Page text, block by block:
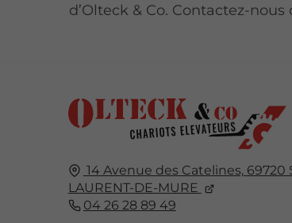
d’Olteck & Co. Contactez-
14 Avenue des Catelines, 69720
LAURENT-DE-MURE
04 26 28 89 49